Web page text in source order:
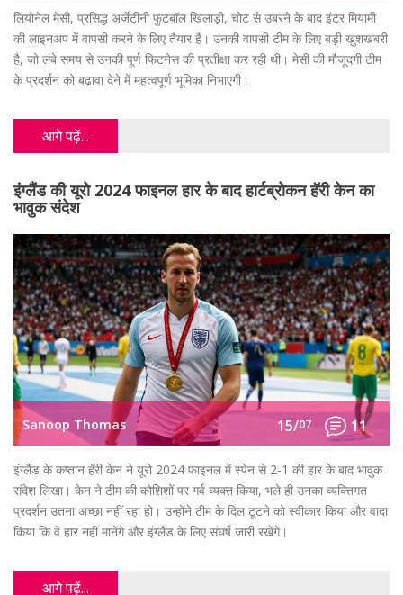
लियोनेल मेसी, प्रसिद्ध अर्जेंटीनी फुटबॉल खिलाड़ी, चोट से उबरने के बाद इंटर मियामी
की लाइनअप में वापसी करने के लिए तैयार हैं। उनकी वापसी टीम के लिए बड़ी खुशखबरी
है, जो लंबे समय से उनकी पूर्ण फिटनेस की प्रतीक्षा कर रही थी। मेसी की मौजूदगी टीम
के प्रदर्शन को बढ़ावा देने में महत्वपूर्ण भूमिका निभाएगी।
आगे पढ़ें...
इंग्लैंड की यूरो 2024 फाइनल हार के बाद हार्टब्रोकन हॅरी केन का
भावुक संदेश
Sanoop Thomas 15/07 11
इंग्लैंड के कप्तान हॅरी केन ने यूरो 2024 फाइनल में स्पेन से 2-1 की हार के बाद भावुक
संदेश लिखा। केन ने टीम की कोशिशों पर गर्व व्यक्त किया, भले ही उनका व्यक्तिगत
प्रदर्शन उतना अच्छा नहीं रहा हो। उन्होंने टीम के दिल टूटने को स्वीकार किया और वादा
किया कि वे हार नहीं मानेंगे और इंग्लैंड के लिए संघर्ष जारी रखेंगे।
आगे पढ़ें...